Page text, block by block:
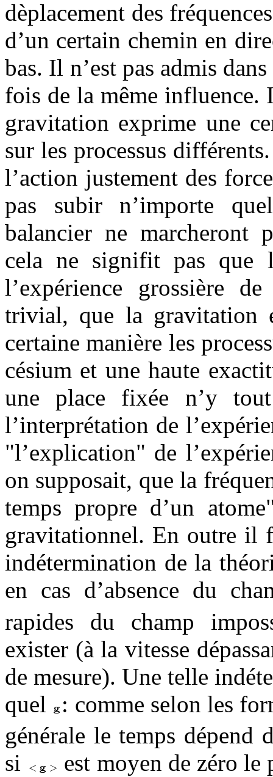
dèplacement des
d’un certain chemin en
bas. Il n’est pas admis
fois de la même influence.
gravitation exprime une
sur les processus
l’action justement des
pas subir n’importe
balancier ne marcheront
cela ne signifit pas que
l’expérience grossière
trivial, que la gravitation
certaine manière les
césium et une haute
une place fixée n’y
l’interprétation de
"l’explication" de
on supposait, que la
temps propre d’un
gravitationnel. En outre il
indétermination de la
en cas d’absence du
rapides du champ
exister (à la vitesse
de mesure). Une telle
quel
: comme selon les
générale le temps dépend
si
est moyen de zéro